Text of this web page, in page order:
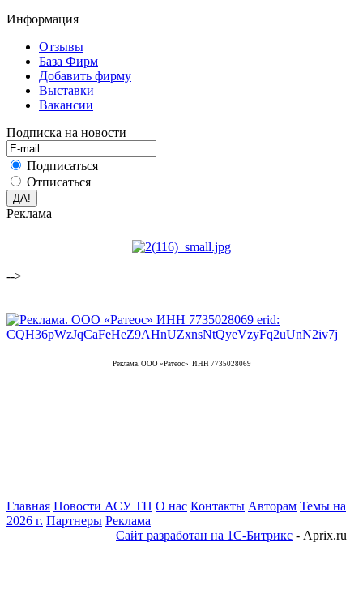
Информация
Отзывы
База Фирм
Добавить фирму
Выставки
Вакансии
Подписка на новости
Подписаться
Отписаться
Реклама
-->
Реклама. ООО «Ратеос» ИНН 7735028069
Главная Новости АСУ ТП О нас Контакты Авторам Темы на
2026 г. Партнеры Реклама
Сайт разработан на 1С-Битрикс - Aprix.ru